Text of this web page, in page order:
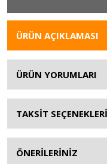
ÜRÜN AÇIKLAMASI
ÜRÜN YORUMLARI
TAKSİT SEÇENEKLERİ
ÖNERİLERİNİZ